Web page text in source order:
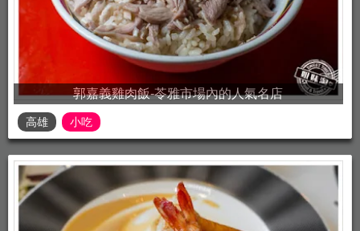
郭嘉義雞肉飯-苓雅市場內的人氣名店
高雄 小吃